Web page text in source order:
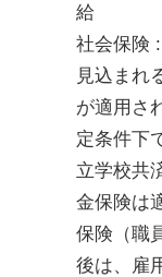
給
社会保険
見込まれ
が適用さ
定条件下
立学校共
金保険は
保険（職
後は、雇